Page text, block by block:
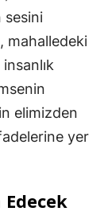
sesini
mahalledeki
elimizden
yer